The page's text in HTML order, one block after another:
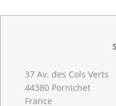
37 Av. des Cols Verts
44380 Pornichet
France